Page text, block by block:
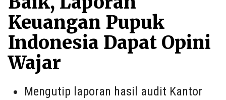
Keuangan Pupuk
Indonesia Dapat Opini
Wajar
Mengutip laporan hasil audit Kantor